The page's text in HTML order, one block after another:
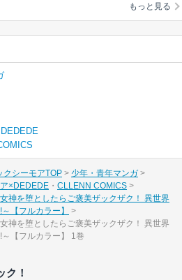
もっと見る
クシーモアTOP
少年・青年マンガ
×DEDEDE
CLLENN COMICS
神を堕としたらご褒美ザックザク！ 異世界
【フルカラー】
神を堕としたらご褒美ザックザク！ 異世界
【フルカラー】 1巻
ク！